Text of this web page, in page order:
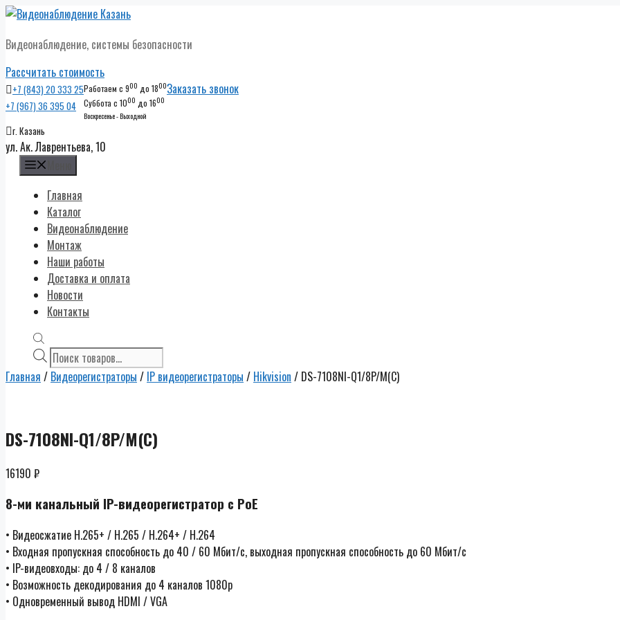
Перейти
содержимому
Видеонаблюдение, системы безопасности
Рассчитать стоимость
+7 (843) 20 333 25
+7 (967) 36 395 04
Работаем с 900 до 1800
Суббота с 1000 до 1600
Воскресенье - Выходной
Заказать звонок
г. Казань
ул. Ак. Лаврентьева, 10
Главная
Каталог
Видеонаблюдение
Монтаж
Наши работы
Доставка и оплата
Новости
Контакты
Поиск
товаров
Главная / Видеорегистраторы / IP видеорегистраторы / Hikvision / DS-7108NI-Q1/8P/M(C)
DS-7108NI-Q1/8P/M(C)
16190 ₽
8-ми канальный IP-видеорегистратор c PoE
• Видеосжатие H.265+ / H.265 / H.264+ / H.264
• Входная пропускная способность до 40 / 60 Мбит/с, выходная пропускная способность до 60 Мбит/с
• IP-видеовходы: до 4 / 8 каналов
• Возможность декодирования до 4 каналов 1080p
• Одновременный вывод HDMI / VGA